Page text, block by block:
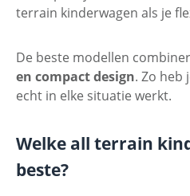
terrain kinderwagen als je
De beste modellen
en compact design. Zo heb
echt in elke situatie werkt.
Welke all terrain
beste?